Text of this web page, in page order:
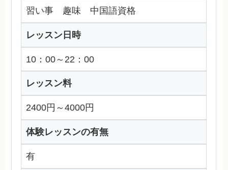
習い事 趣味 中国語資格
レッスン日時
10：00～22：00
レッスン料
2400円～4000円
体験レッスンの有無
有